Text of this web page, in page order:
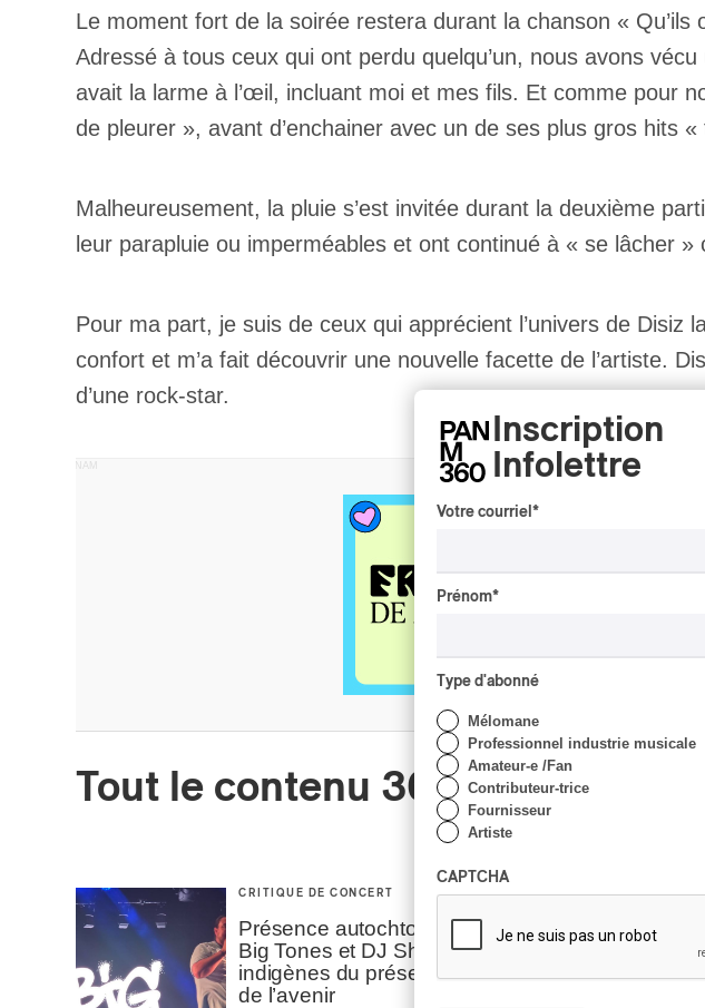
Le moment fort de la soirée restera durant la chanson « Qu’ils
Adressé à tous ceux qui ont perdu quelqu’un, nous avons
avait la larme à l’œil, incluant moi et mes fils. Et comme pour
de pleurer », avant d’enchainer avec un de ses plus gros hits
Malheureusement, la pluie s’est invitée durant la deuxième
leur parapluie ou imperméables et ont continué à « se lâcher »
Pour ma part, je suis de ceux qui apprécient l’univers de Disiz
confort et m’a fait découvrir une nouvelle facette de l’artiste.
d’une rock-star.
PUBLICITÉ PANAM
Tout le contenu 360
CRITIQUE DE CONCERT
Présence autochtone |
Big Tones et DJ Shub,
indigènes du présent et
de l’avenir
Inscription
Infolettre
Votre courriel *
Prénom*
Type d'abonné
Mélomane
Professionnel industrie musicale
Amateur-e /Fan
Contributeur-trice
Fournisseur
Artiste
CAPTCHA